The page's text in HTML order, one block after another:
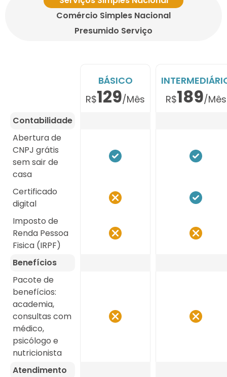
Comércio Simples Nacional
Presumido Serviço
BÁSICO
R$129/Mês
R$189/Mês
Contabilidade
Abertura de
CNPJ grátis
sem sair de
casa
Certificado
digital
Imposto de
Renda Pessoa
Fisica (IRPF)
Benefícios
Pacote de
benefícios:
academia,
consultas com
médico,
psicólogo e
nutricionista
Atendimento